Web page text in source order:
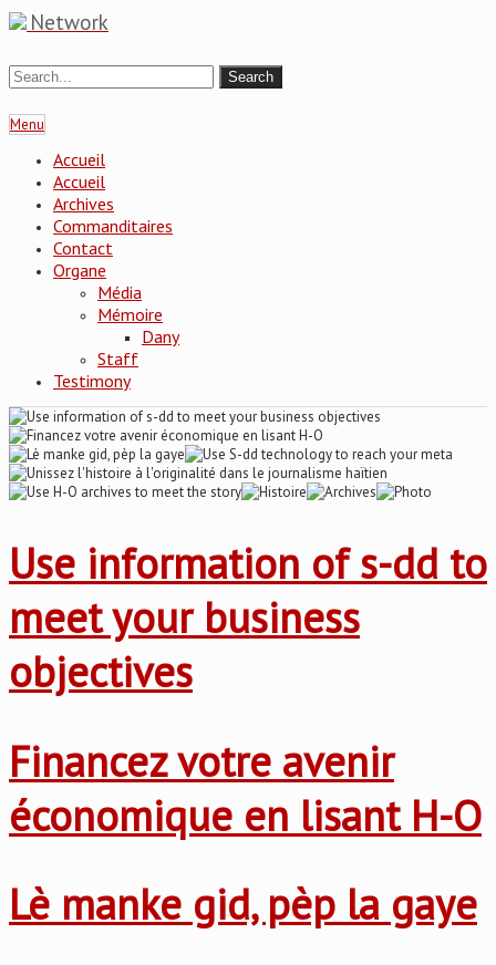
Network
Menu
Accueil
Accueil
Archives
Commanditaires
Contact
Organe
Média
Mémoire
Dany
Staff
Testimony
Use information of s-dd to
meet your business
objectives
Financez votre avenir
économique en lisant H-O
Lè manke gid, pèp la gaye